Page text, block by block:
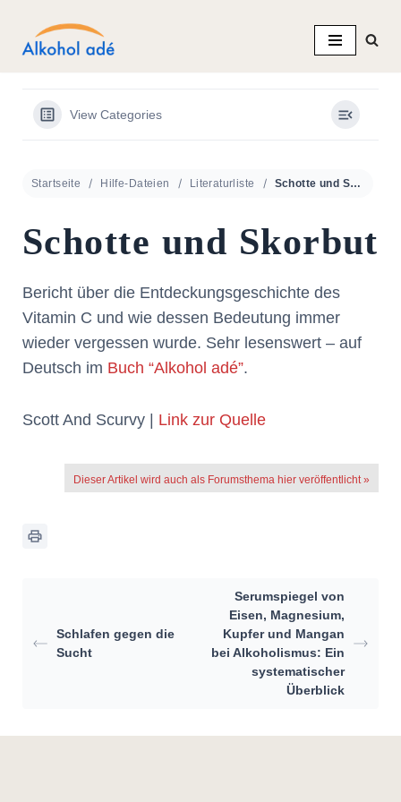
Zum
View Categories
Startseite Hilfe-Dateien Literaturliste Schotte und Skorbut
Schotte und Skorbut
Bericht über die Entdeckungsgeschichte des
Vitamin C und wie dessen Bedeutung immer
wieder vergessen wurde. Sehr lesenswert – auf
Deutsch im Buch “Alkohol adé”.
Scott And Scurvy | Link zur Quelle
Dieser Artikel wird auch als Forumsthema hier veröffentlicht »
Schlafen gegen die
Sucht
Serumspiegel von
Eisen, Magnesium,
Kupfer und Mangan
bei Alkoholismus: Ein
systematischer
Überblick